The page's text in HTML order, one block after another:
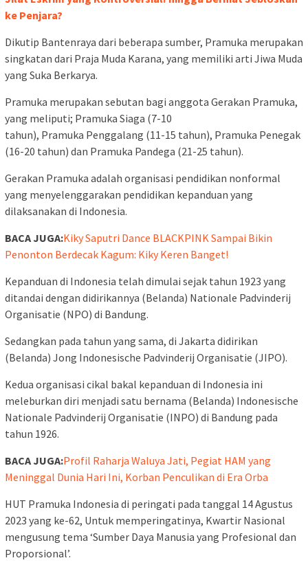
ke Penjara?
Dikutip Bantenraya dari beberapa sumber, Pramuka merupakan
singkatan dari Praja Muda Karana, yang memiliki arti Jiwa Muda
yang Suka Berkarya.
Pramuka merupakan sebutan bagi anggota Gerakan Pramuka,
yang meliputi; Pramuka Siaga (7-10
tahun), Pramuka Penggalang (11-15 tahun), Pramuka Penegak
(16-20 tahun) dan Pramuka Pandega (21-25 tahun).
Gerakan Pramuka adalah organisasi pendidikan nonformal
yang menyelenggarakan pendidikan kepanduan yang
dilaksanakan di Indonesia.
BACA JUGA:Kiky Saputri Dance BLACKPINK Sampai Bikin
Penonton Berdecak Kagum: Kiky Keren Banget!
Kepanduan di Indonesia telah dimulai sejak tahun 1923 yang
ditandai dengan didirikannya (Belanda) Nationale Padvinderij
Organisatie (NPO) di Bandung.
Sedangkan pada tahun yang sama, di Jakarta didirikan
(Belanda) Jong Indonesische Padvinderij Organisatie (JIPO).
Kedua organisasi cikal bakal kepanduan di Indonesia ini
meleburkan diri menjadi satu bernama (Belanda) Indonesische
Nationale Padvinderij Organisatie (INPO) di Bandung pada
tahun 1926.
BACA JUGA:Profil Raharja Waluya Jati, Pegiat HAM yang
Meninggal Dunia Hari Ini, Korban Penculikan di Era Orba
HUT Pramuka Indonesia di peringati pada tanggal 14 Agustus
2023 yang ke-62, Untuk memperingatinya, Kwartir Nasional
mengusung tema ‘Sumber Daya Manusia yang Profesional dan
Proporsional’.